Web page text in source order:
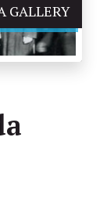
GALLERY